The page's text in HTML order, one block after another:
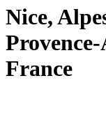
Nice,
France